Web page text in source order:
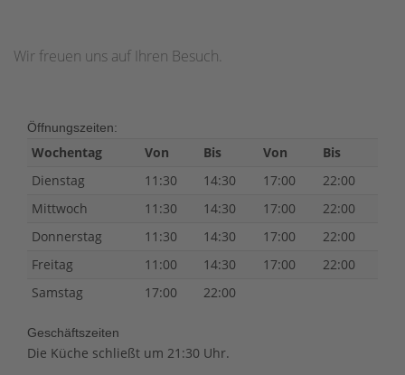
Wir freuen uns auf Ihren Besuch.
Öffnungszeiten:
Wochentag Von Bis Von
Bis
Dienstag
11:30 14:30 17:00
22:00
Mittwoch
11:30 14:30 17:00
22:00
Donnerstag
11:30 14:30 17:00
22:00
Freitag
11:00 14:30 17:00
22:00
Samstag
17:00 22:00
Geschäftszeiten
Die Küche schließt um 21:30 Uhr.